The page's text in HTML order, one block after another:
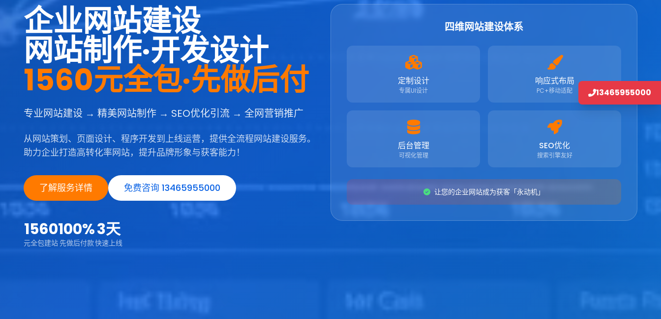
企业网站建设
网站制作·开发设计
1560元全包·先做后付
专业网站建设 → 精美网站制作 → SEO优化引流 → 全网营销推广
从网站策划、页面设计、程序开发到上线运营，提供全流程网站建设服务。
助力企业打造高转化率网站，提升品牌形象与获客能力！
了解服务详情 免费咨询 13465955000
1560
元全包建站
100%
先做后付款
3天
快速上线
四维网站建设体系
定制设计
专属UI设计
响应式布局
PC+移动适配
后台管理
可视化管理
SEO优化
搜索引擎友好
让您的企业网站成为获客「永动机」
13465955000